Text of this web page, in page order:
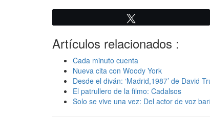
Artículos relacionados :
Cada minuto cuenta
Nueva cita con Woody York
Desde el diván: ‘Madrid,1987’ de David
El patrullero de la filmo: Cadalsos
Solo se vive una vez: Del actor de voz